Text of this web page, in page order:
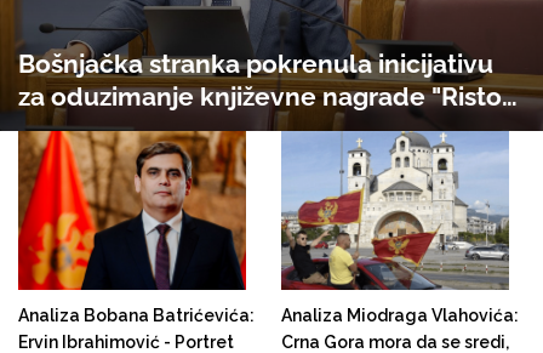
Bošnjačka stranka pokrenula inicijativu
za oduzimanje književne nagrade "Risto
Ratković" koja je 1993. godine dodijeljena
ratnom zločincu Radovanu Karadžiću
Analiza Bobana Batrićevića:
Ervin Ibrahimović - Portret
Analiza Miodraga Vlahovića:
Crna Gora mora da se sredi,